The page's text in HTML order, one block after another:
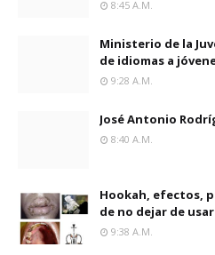
8:45 A.m.
Ministerio de la
de idiomas a
9:28 A.m.
José Antonio
8:40 A.m.
Hookah, efectos,
de no dejar de
9:38 A.m.